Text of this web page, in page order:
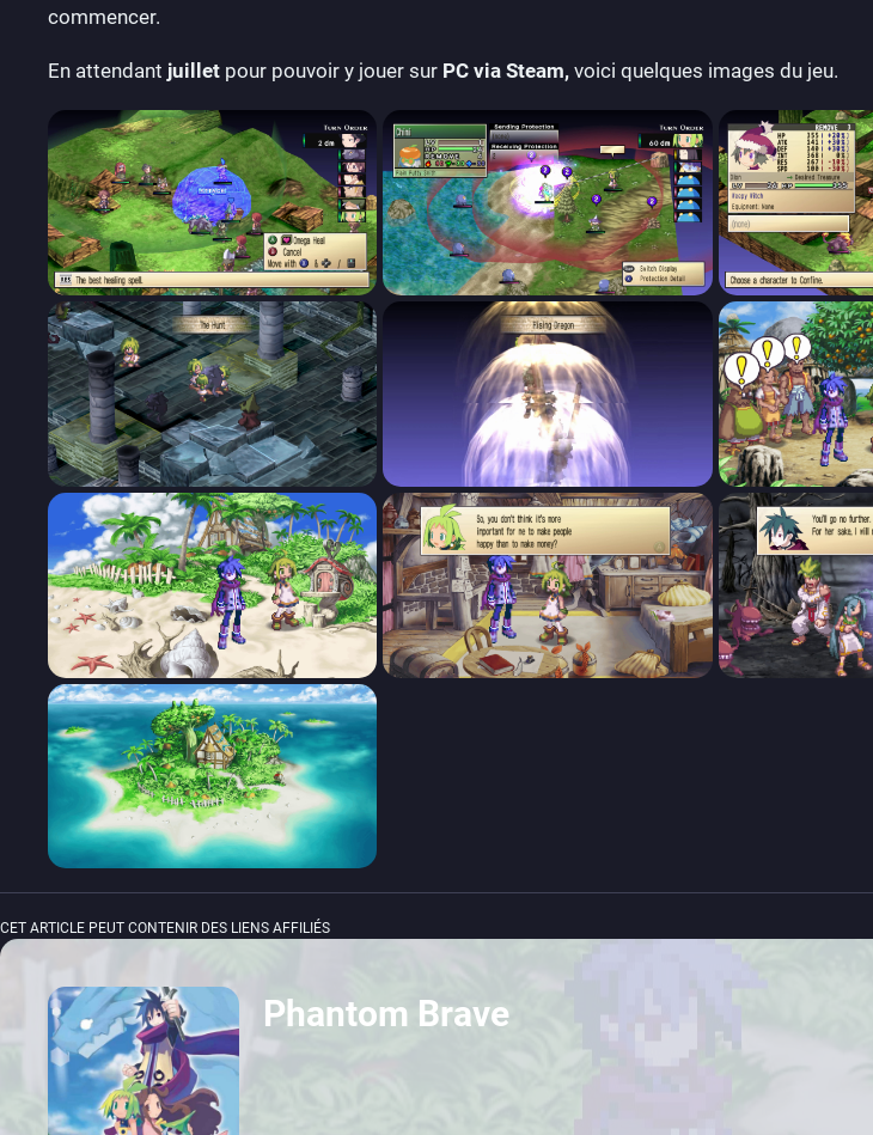
commencer.
En attendant juillet pour pouvoir y jouer sur PC via Steam, voici quelques images du jeu.
CET ARTICLE PEUT CONTENIR DES LIENS AFFILIÉS
Phantom Brave